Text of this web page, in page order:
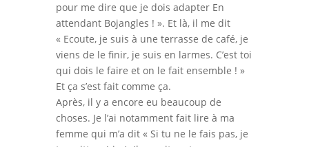
pour me dire que je dois adapter En
attendant Bojangles ! ». Et là, il me dit
« Ecoute, je suis à une terrasse de café, je
viens de le finir, je suis en larmes. C’est toi
qui dois le faire et on le fait ensemble ! »
Et ça s’est fait comme ça.
Après, il y a encore eu beaucoup de
choses. Je l’ai notamment fait lire à ma
femme qui m’a dit « Si tu ne le fais pas, je